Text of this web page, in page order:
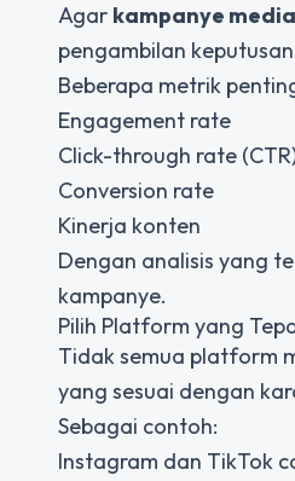
Agar kampanye
pengambilan
Beberapa metrik
Engagement rate
Click-through rate
Conversion rate
Kinerja konten
Dengan analisis yang
kampanye.
Pilih Platform yang
Tidak semua platform
yang sesuai dengan
Sebagai contoh:
Instagram dan TikTok